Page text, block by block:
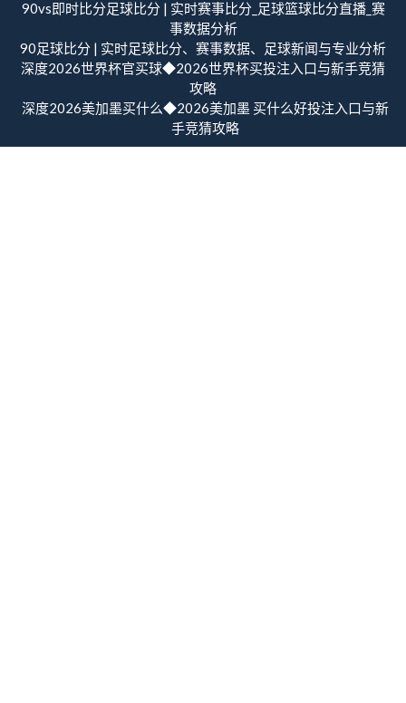
90vs即时比分足球比分 | 实时赛事比分_足球篮球比分直播_赛
事数据分析
90足球比分 | 实时足球比分、赛事数据、足球新闻与专业分析
深度2026世界杯官买球◆2026世界杯买投注入口与新手竞猜
攻略
深度2026美加墨买什么◆2026美加墨 买什么好投注入口与新
手竞猜攻略